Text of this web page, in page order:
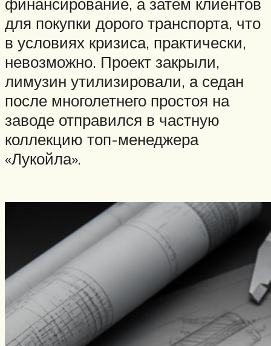
для покупки дорого транспорта, что
в условиях кризиса, практически,
невозможно. Проект закрыли,
лимузин утилизировали, а седан
после многолетнего простоя на
заводе отправился в частную
коллекцию топ-менеджера
«Лукойла».